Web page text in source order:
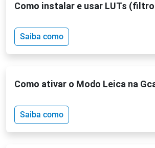
Como instalar e usar LUTs
Saiba como
Como ativar o Modo Leica na
Saiba como